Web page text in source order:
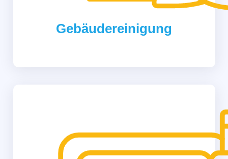
Gebäudereinigung